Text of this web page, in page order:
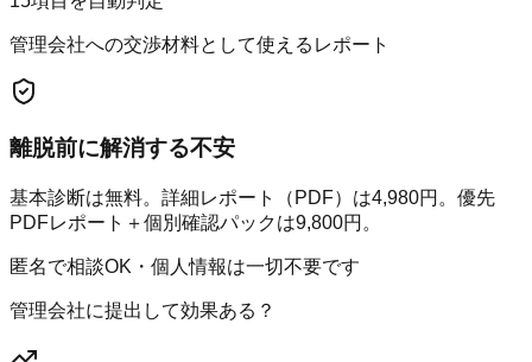
管理会社への交渉材料として使えるレポート
離脱前に解消する不安
基本診断は無料。詳細レポート（PDF）は4,980円。優先
PDFレポート＋個別確認パックは9,800円。
匿名で相談OK・個人情報は一切不要です
管理会社に提出して効果ある？